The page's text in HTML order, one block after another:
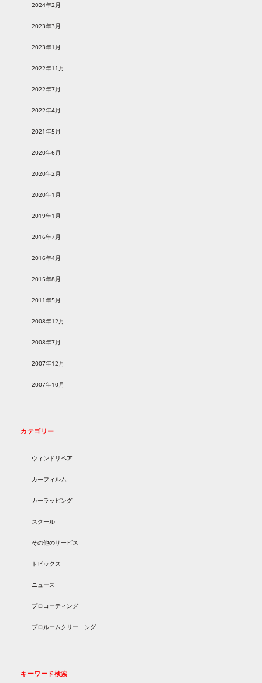
2024年2月
2023年3月
2023年1月
2022年11月
2022年7月
2022年4月
2021年5月
2020年6月
2020年2月
2020年1月
2019年1月
2016年7月
2016年4月
2015年8月
2011年5月
2008年12月
2008年7月
2007年12月
2007年10月
カテゴリー
ウィンドリペア
カーフィルム
カーラッピング
スクール
その他のサービス
トピックス
ニュース
プロコーティング
プロルームクリーニング
キーワード検索